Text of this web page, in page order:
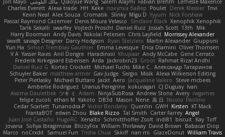
Jon Mayo مالك البلوشي Qiaoyue Wang Salem Alajmi Fabian Brehm
Lemesle Maxence
Charles Everett Alexa trade HH Keke покупка байер Poulet Derek Messier Trivi
Kevin Neal Alex Souza Cromatik Slinky Migu D Yyyum Nick Forshaw
Pascal Raymond Cazemier Denis Moura Velasco Sinclaire Black Xenophik Xenophik
Tarik Sakalli swarfey Vojtech Proschl Daniel Ruiz Josiah Scott 13th
Mik
Harry Boorman Andy Davis Nikolai Petersen Chris Layfield Morrissey Alexander
swxift savage Designer Darcy Hodgson Ryan Stelzleni Martin Alexander Giupponi
Yun Ha Simon Tremblay Gauthier Emma Levesque Erica Dlamini Oliver Thomsen
V A Yasser Raies Anil Dongre Haradinxiii Khupaar Andy McCabe Gene Cerrato
Frederik Kirkegaard Esbensen Arda Jackrobin23 Groot Rahmat Rizal Andhi
Daniel Ruiz G Kortez Crockett Michael Fuchs Mike C. Александр Татаринов
Schuyler Baker matthew armer Gav Judge Sergio Misik Alexa Wilkerson Editing
Peter Pietlasky Michael Buttaro Jackt Aero Jacqueline Valero
Steve mcbees
Amberlie Rodriguez Uranus Peregrine kokuragari CJ Duguay Ivan
Assima Dauletbek ツキ ミ Adam NinjaSubRosa Andrew Stone Avery rwgames
felipe zucoli ethan M Yakoto DB3d Mason Nene 高 日 Nicolo' Paolino
Cedar Scarlett Tunanodra-P Victor Bondatiy Quentin GWH Kirsten KT Mack
FrantaBOT edwin Zhou Blake Rizzo Tal Smith Carter Farrey Angel
Juan José Castaño HugoRC Xenalto Schmitthoffer Zsolt indi81 biscuit Kay Toff
Jovana
Sofiya Ibragimova BlizzyFox William Thirlaway David Brown
Babacar Diop
Marco noCrxdit Samuel Furr Trisha Chua Skkiff nan mi GlazeDonut William Travis